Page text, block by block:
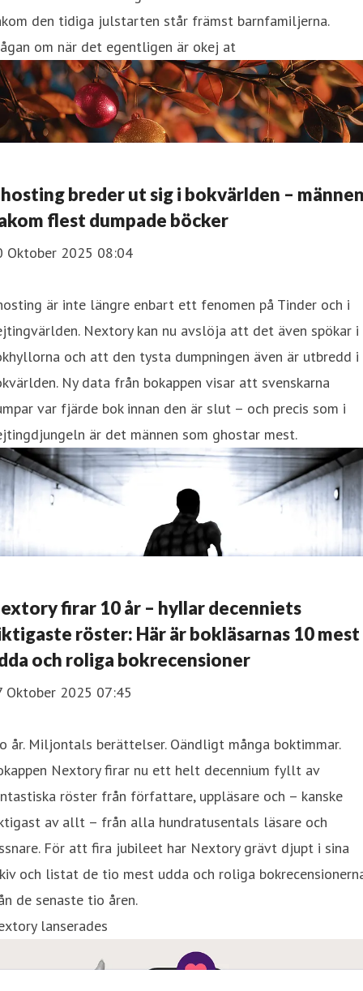
den tidiga julstarten står främst barnfamiljerna.
om när det egentligen är okej at
breder ut sig i bokvärlden –
flest dumpade böcker
Oktober 2025 08:04
är inte längre enbart ett fenomen på Tinder och i
Nextory kan nu avslöja att det även spökar i
och att den tysta dumpningen även är utbredd i
Ny data från bokappen visar att svenskarna
var fjärde bok innan den är slut – och precis som i
är det männen som ghostar mest.
firar 10 år – hyllar decenniets
röster: Här är bokläsarnas 10 mest
och roliga bokrecensioner
Oktober 2025 07:45
år. Miljontals berättelser. Oändligt många boktimmar.
Nextory firar nu ett helt decennium fyllt av
röster från författare, uppläsare och – kanske
av allt – från alla hundratusentals läsare och
För att fira jubileet har Nextory grävt djupt i sina
och listat de tio mest udda och roliga
de senaste tio åren.
lanserades